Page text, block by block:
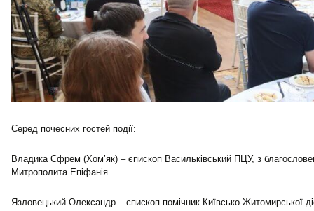
Серед почесних гостей події:
Владика Єфрем (Хомʼяк) – єпископ Васильківський ПЦУ, з
Митрополита Епіфанія
Язловецький Олександр – єпископ-помічник Київсько-Житомирської